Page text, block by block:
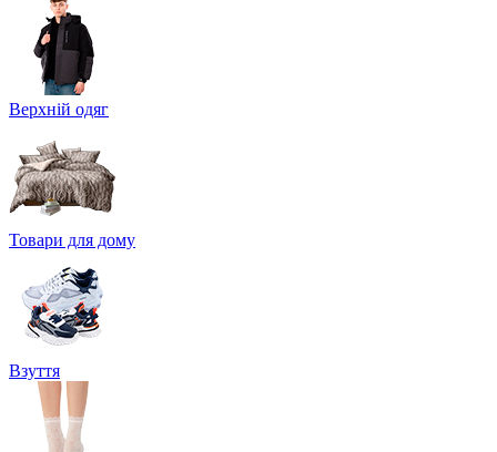
Верхній одяг
Товари для дому
Взуття